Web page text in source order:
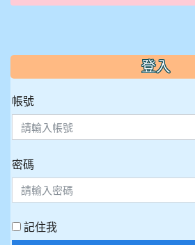
::: 登入
帳號
密碼
記住我